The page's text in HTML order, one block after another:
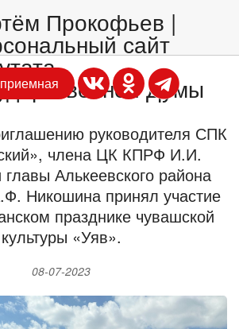
руководителя СПК
члена ЦК КПРФ И.И.
главы Алькеевского района
Никошина принял участие
празднике чувашской
культуры «Уяв».
08-07-2023